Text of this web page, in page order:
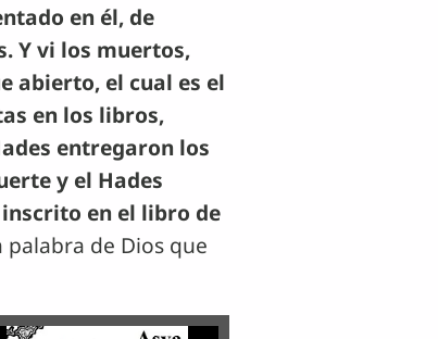
en él, de
Y vi los muertos,
abierto, el cual es el
en los libros,
entregaron los
y el Hades
en el libro de
palabra de Dios que